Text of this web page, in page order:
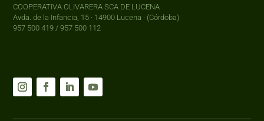
COOPERATIVA OLIVARERA SCA DE LUCENA
Avda. de la Infancia, 15 · 14900 Lucena · (Córdoba)
957 500 419 / 957 500 112